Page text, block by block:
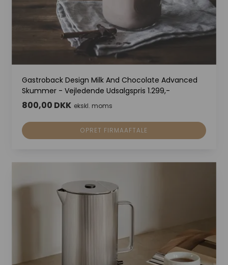
Gastroback Design Milk And Chocolate Advanced
Skummer - Vejledende Udsalgspris 1.299,-
800,00 DKK ekskl. moms
OPRET FIRMAAFTALE